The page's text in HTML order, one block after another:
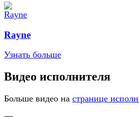
Rayne
Узнать больше
Видео исполнителя
Больше видео на странице